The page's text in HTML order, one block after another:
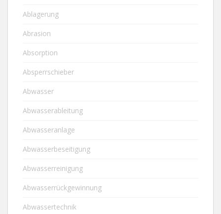
Ablagerung
Abrasion
Absorption
Absperrschieber
Abwasser
Abwasserableitung
Abwasseranlage
Abwasserbeseitigung
Abwasserreinigung
Abwasserrückgewinnung
Abwassertechnik